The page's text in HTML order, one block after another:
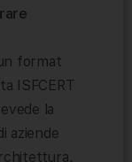
format
ISFCERT
la
aziende